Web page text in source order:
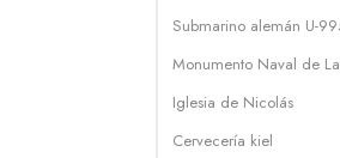
Submarino alemán U-
Monumento Naval de
Iglesia de Nicolás
Cervecería kiel